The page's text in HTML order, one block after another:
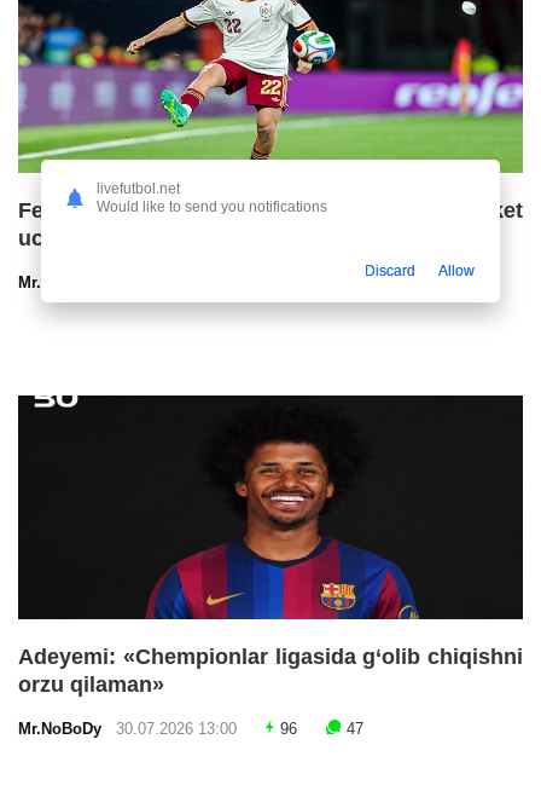
Fermin Lopes «Barselona»ning ketma-ket
uchinchi chempionlik imkoniyatlarini baholadi
Mr.NoBoDy
Adeyemi: «Chempionlar ligasida g‘olib chiqishni
orzu qilaman»
Mr.NoBoDy 30.07.2026 13:00 96 47
livefutbol.net
Would like to send you notifications
Discard Allow